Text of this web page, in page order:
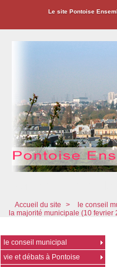
Le site Pontoise
Accueil du site > le conseil
la majorité municipale (10 fevrier
le conseil municipal
vie et débats à Pontoise